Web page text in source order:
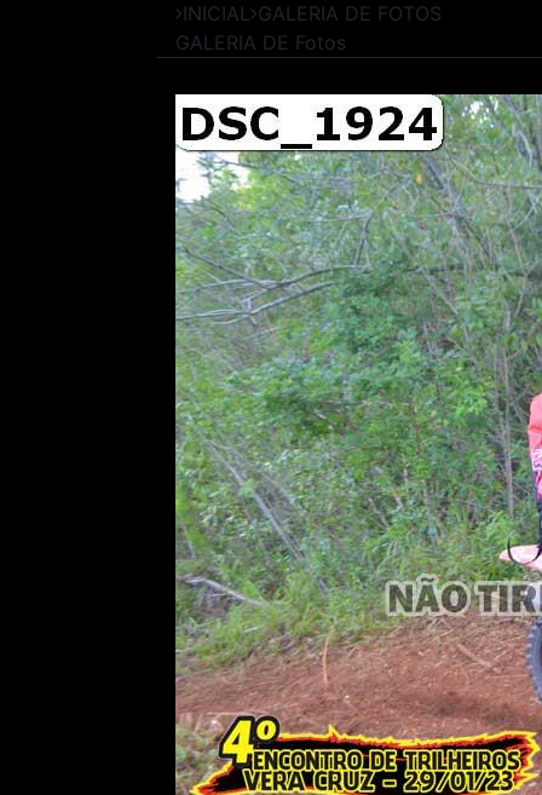
INICIAL GALERIA DE FOTOS
GALERIA DE Fotos